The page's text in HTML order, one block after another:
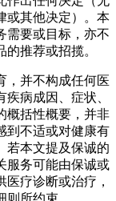
或其他决定）。本
需要或目标，亦不
推荐或招揽。
，并不构成任何医
病成因、症状、
概括性概要，并非
到不适或对健康有
若本文提及保诚的
服务可能由保诚或
疗诊断或治疗，
所约束。